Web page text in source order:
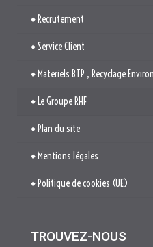
♦ Plan du site
♦ Mentions légales
♦ Politique de cookies (UE)
TROUVEZ-NOUS
514. Avenue Jean Monnet